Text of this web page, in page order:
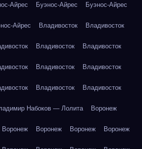
Айрес Буэнос-Айрес Буэнос-Айрес
Айрес Владивосток Владивосток
Владивосток Владивосток
Владивосток Владивосток
Владивосток Владивосток
Набоков — Лолита Воронеж
Воронеж Воронеж Воронеж Воронеж